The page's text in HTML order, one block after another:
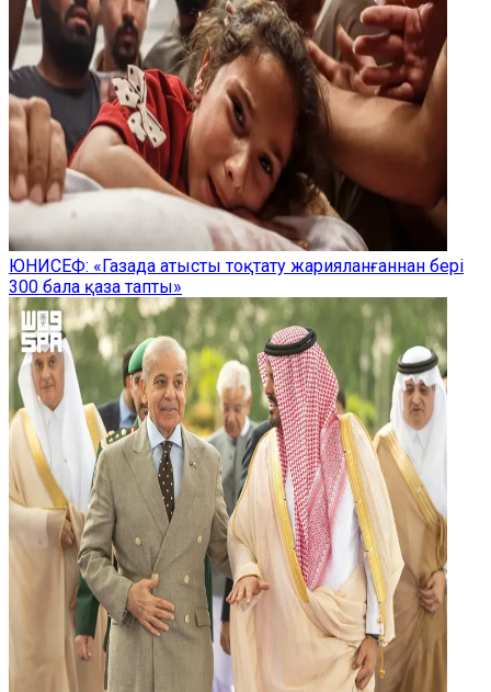
ЮНИСЕФ: «Газада атысты тоқтату жарияланғаннан бері
300 бала қаза тапты»